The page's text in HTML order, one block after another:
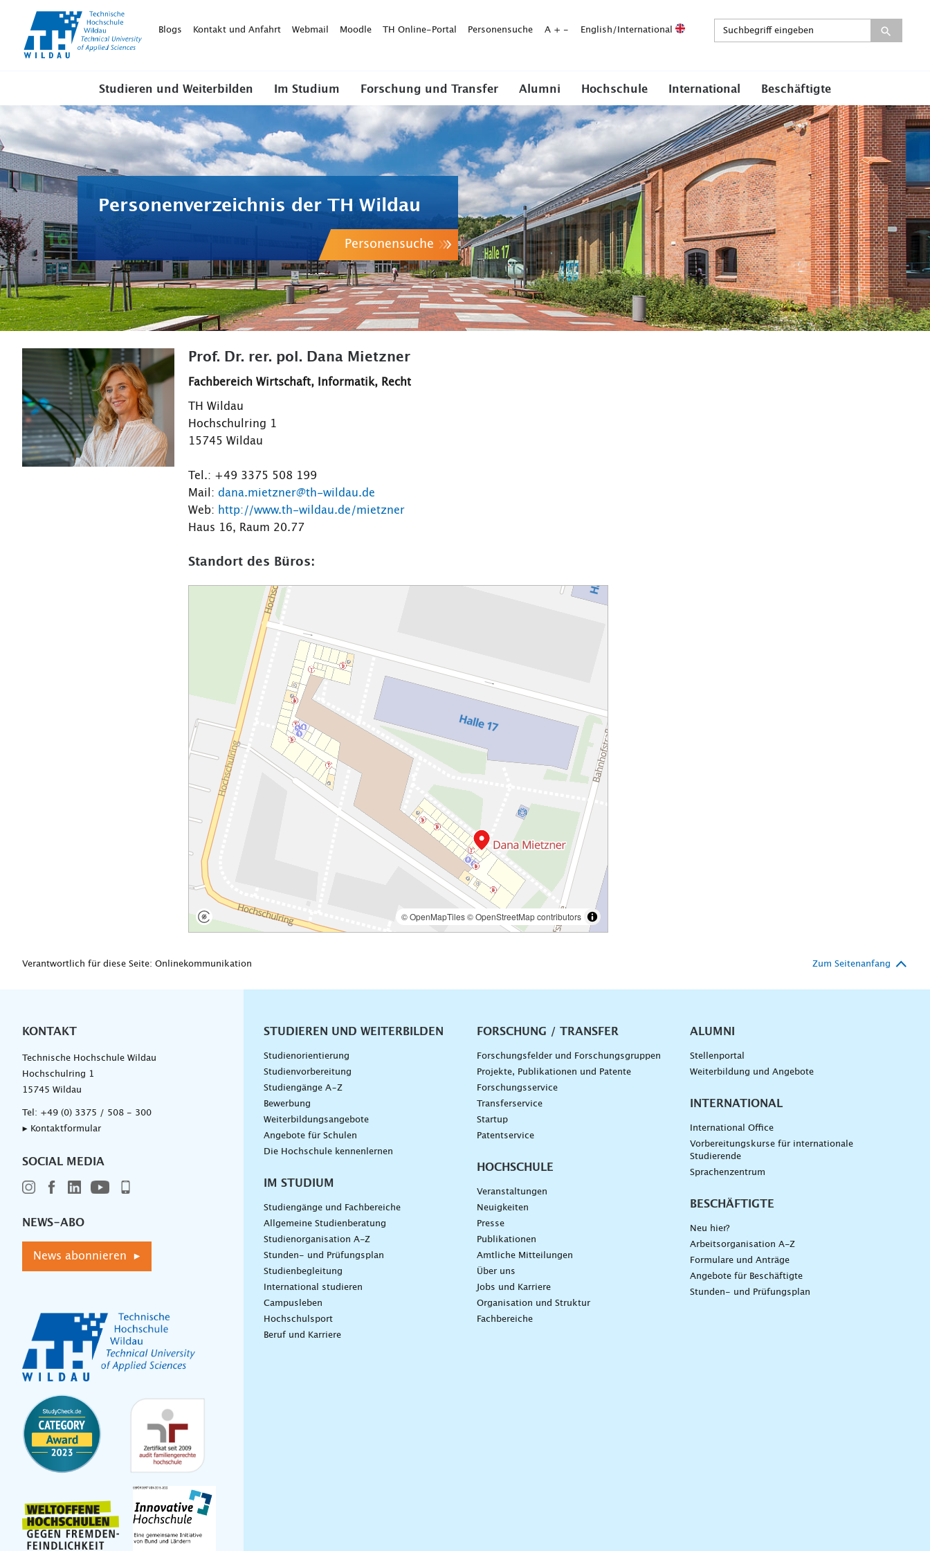
WildauBlogs Kontakt und Anfahrt Webmail Moodle TH Online-Portal Personensuche A + - English/International
Studieren und Weiterbilden Im Studium Forschung und Transfer Alumni Hochschule International Beschäftigte
Personenverzeichnis der TH Wildau
Personensuche
Prof. Dr. rer. pol. Dana Mietzner
Fachbereich Wirtschaft, Informatik, Recht
TH Wildau
Hochschulring 1
15745 Wildau
Tel.: +49 3375 508 199
Mail: dana.mietzner@th-wildau.de
Web: http://www.th-wildau.de/mietzner
Haus 16, Raum 20.77
Standort des Büros:
Verantwortlich für diese Seite: Onlinekommunikation Zum Seitenanfang
KONTAKT
Technische Hochschule Wildau
Hochschulring 1
15745 Wildau
Tel: +49 (0) 3375 / 508 - 300
▸ Kontaktformular
SOCIAL MEDIA
NEWS-ABO
News abonnieren ▸
Unternavigation
STUDIEREN UND WEITERBILDEN
Studienorientierung
Studienvorbereitung
Studiengänge A–Z
Bewerbung
Weiterbildungsangebote
Angebote für Schulen
Die Hochschule kennenlernen
IM STUDIUM
Studiengänge und Fachbereiche
Allgemeine Studienberatung
Studienorganisation A-Z
Stunden- und Prüfungsplan
Studienbegleitung
International studieren
Campusleben
Hochschulsport
Beruf und Karriere
FORSCHUNG / TRANSFER
Forschungsfelder und Forschungsgruppen
Projekte, Publikationen und Patente
Forschungsservice
Transferservice
Startup
Patentservice
HOCHSCHULE
Veranstaltungen
Neuigkeiten
Presse
Publikationen
Amtliche Mitteilungen
Über uns
Jobs und Karriere
Organisation und Struktur
Fachbereiche
ALUMNI
Stellenportal
Weiterbildung und Angebote
INTERNATIONAL
International Office
Vorbereitungskurse für internationale
Studierende
Sprachenzentrum
BESCHÄFTIGTE
Neu hier?
Arbeitsorganisation A-Z
Formulare und Anträge
Angebote für Beschäftigte
Stunden- und Prüfungsplan